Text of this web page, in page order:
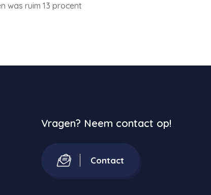
was ruim 13 procent
Vragen? Neem contact op!
Contact